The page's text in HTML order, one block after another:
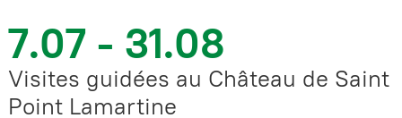
7.07 - 31.08
Visites guidées au Château de Saint
Point Lamartine